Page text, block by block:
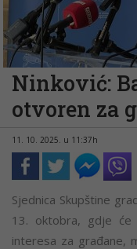
Ninković:
otvoren za
11. 10. 2025. u 11:37h
Sjednica Skupštine
13. oktobra, gdje će
interesa za građane,